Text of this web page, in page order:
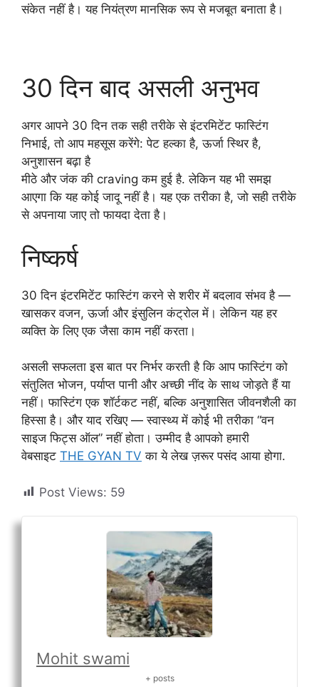
संकेत नहीं है। यह नियंत्रण मानसिक रूप से मजबूत बनाता है।
30 दिन बाद असली अनुभव
अगर आपने 30 दिन तक सही तरीके से इंटरमिटेंट फास्टिंग
निभाई, तो आप महसूस करेंगे: पेट हल्का है, ऊर्जा स्थिर है,
अनुशासन बढ़ा है
मीठे और जंक की craving कम हुई है. लेकिन यह भी समझ
आएगा कि यह कोई जादू नहीं है। यह एक तरीका है, जो सही तरीके
से अपनाया जाए तो फायदा देता है।
निष्कर्ष
30 दिन इंटरमिटेंट फास्टिंग करने से शरीर में बदलाव संभव है —
खासकर वजन, ऊर्जा और इंसुलिन कंट्रोल में। लेकिन यह हर
व्यक्ति के लिए एक जैसा काम नहीं करता।
असली सफलता इस बात पर निर्भर करती है कि आप फास्टिंग को
संतुलित भोजन, पर्याप्त पानी और अच्छी नींद के साथ जोड़ते हैं या
नहीं। फास्टिंग एक शॉर्टकट नहीं, बल्कि अनुशासित जीवनशैली का
हिस्सा है। और याद रखिए — स्वास्थ्य में कोई भी तरीका “वन
साइज फिट्स ऑल” नहीं होता। उम्मीद है आपको हमारी
वेबसाइट THE GYAN TV का ये लेख ज़रूर पसंद आया होगा.
Post Views: 59
Mohit swami
+ posts